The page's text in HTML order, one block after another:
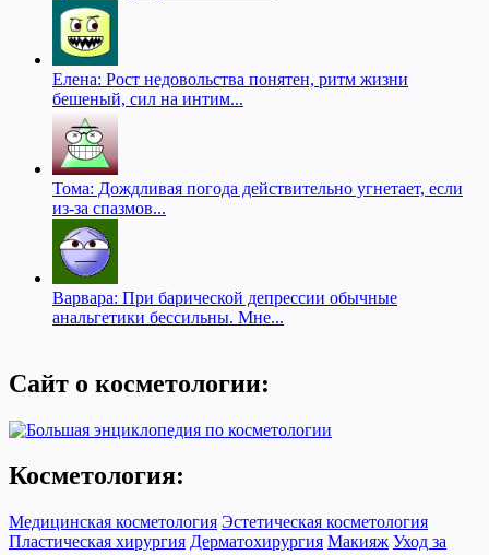
Елена: Рост недовольства понятен, ритм жизни
бешеный, сил на интим...
Тома: Дождливая погода действительно угнетает, если
из-за спазмов...
Варвара: При барической депрессии обычные
анальгетики бессильны. Мне...
Сайт о косметологии:
Косметология:
Медицинская косметология Эстетическая косметология
Пластическая хирургия Дерматохирургия Макияж Уход за